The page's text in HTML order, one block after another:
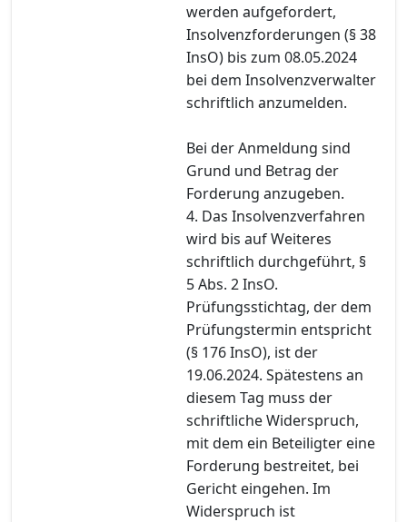
werden aufgefordert,
Insolvenzforderungen (§ 38
InsO) bis zum 08.05.2024
bei dem Insolvenzverwalter
schriftlich anzumelden.
Bei der Anmeldung sind
Grund und Betrag der
Forderung anzugeben.
4. Das Insolvenzverfahren
wird bis auf Weiteres
schriftlich durchgeführt, §
5 Abs. 2 InsO.
Prüfungsstichtag, der dem
Prüfungstermin entspricht
(§ 176 InsO), ist der
19.06.2024. Spätestens an
diesem Tag muss der
schriftliche Widerspruch,
mit dem ein Beteiligter eine
Forderung bestreitet, bei
Gericht eingehen. Im
Widerspruch ist